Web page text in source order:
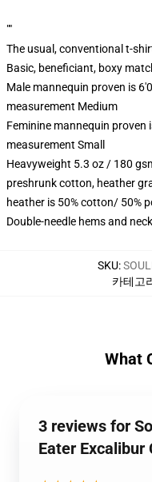
""
The usual, conventional t-
Basic, beneficiant, boxy
Male mannequin proven is
measurement Medium
Feminine mannequin proven
measurement Small
Heavyweight 5.3 oz / 180
preshrunk cotton, heather
heather is 50% cotton/ 50%
Double-needle hems and
SKU:
카테고
What
3 reviews for
Eater Excalibur